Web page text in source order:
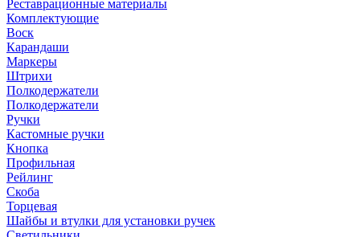
Реставрационные материалы
Комплектующие
Воск
Карандаши
Маркеры
Штрихи
Полкодержатели
Полкодержатели
Ручки
Кастомные ручки
Кнопка
Профильная
Рейлинг
Скоба
Торцевая
Шайбы и втулки для установки ручек